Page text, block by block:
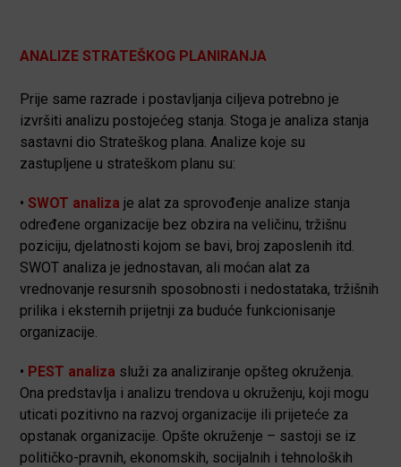
ANALIZE STRATEŠKOG PLANIRANJA
Prije same razrade i postavljanja ciljeva potrebno je
izvršiti analizu postojećeg stanja. Stoga je analiza stanja
sastavni dio Strateškog plana. Analize koje su
zastupljene u strateškom planu su:
•SWOT analiza je alat za sprovođenje analize stanja
određene organizacije bez obzira na veličinu, tržišnu
poziciju, djelatnosti kojom se bavi, broj zaposlenih itd.
SWOT analiza je jednostavan, ali moćan alat za
vrednovanje resursnih sposobnosti i nedostataka, tržišnih
prilika i eksternih prijetnji za buduće funkcionisanje
organizacije.
• PEST analiza služi za analiziranje opšteg okruženja.
Ona predstavlja i analizu trendova u okruženju, koji mogu
uticati pozitivno na razvoj organizacije ili prijeteće za
opstanak organizacije. Opšte okruženje – sastoji se iz
političko-pravnih, ekonomskih, socijalnih i tehnoloških